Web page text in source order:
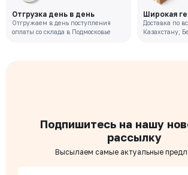
Отгрузка день в день
Отгружаем в день поступления
оплаты со склада в Подмосковье
Широкая
Доставка по
Казахстану,
Подпишитесь на нашу
рассылку
Высылаем самые актуальные